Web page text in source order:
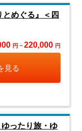
とめぐる』＜四
円 ~ 220,000 円
見る
ったり旅・ゆ